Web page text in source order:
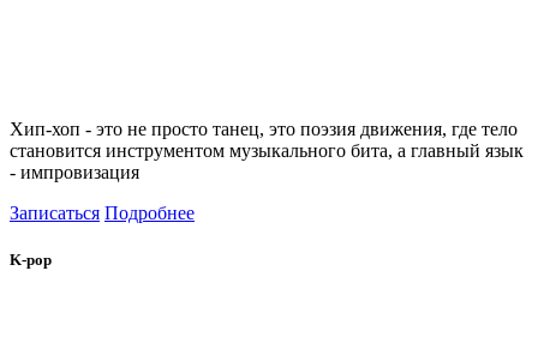
Хип-хоп - это не просто танец, это поэзия движения, где тело
становится инструментом музыкального бита, а главный язык
- импровизация
Записаться Подробнее
K-pop